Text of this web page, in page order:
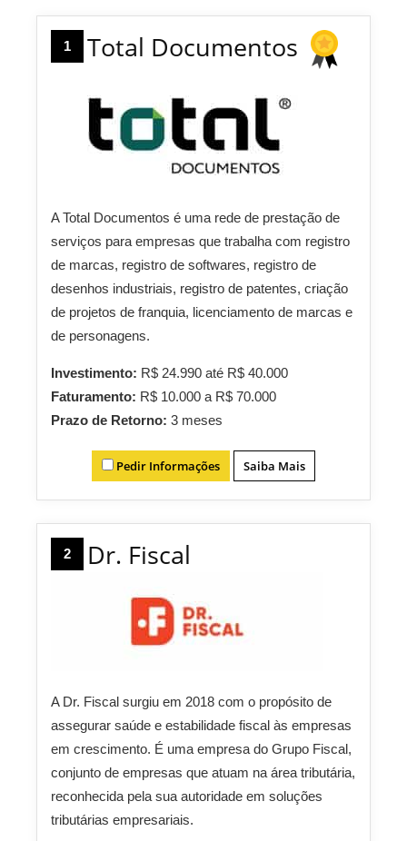
1 Total Documentos
A Total Documentos é uma rede de prestação de
serviços para empresas que trabalha com registro
de marcas, registro de softwares, registro de
desenhos industriais, registro de patentes, criação
de projetos de franquia, licenciamento de marcas e
de personagens.
Investimento: R$ 24.990 até R$ 40.000
Faturamento: R$ 10.000 a R$ 70.000
Prazo de Retorno: 3 meses
Pedir Informações Saiba Mais
2 Dr. Fiscal
A Dr. Fiscal surgiu em 2018 com o propósito de
assegurar saúde e estabilidade fiscal às empresas
em crescimento. É uma empresa do Grupo Fiscal,
conjunto de empresas que atuam na área tributária,
reconhecida pela sua autoridade em soluções
tributárias empresariais.